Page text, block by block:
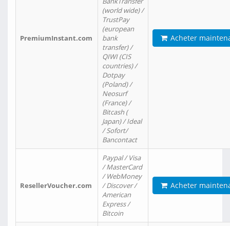
PremiumInstant.com
(world wide) /
TrustPay
(european
bank
transfer) /
QIWI (CIS
countries) /
Dotpay
(Poland) /
Neosurf
(France) /
Bitcash (
Japan) / Ideal
/ Sofort/
Bancontact
Acheter
ResellerVoucher.com
Paypal / Visa
/ MasterCard
/ WebMoney
/ Discover /
American
Express /
Bitcoin
Acheter